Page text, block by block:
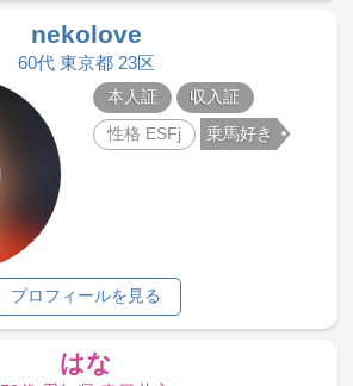
nekolove
60代 東京都 23区
本人証 収入証
性格 ESFj 乗馬好き
プロフィールを見る
はな